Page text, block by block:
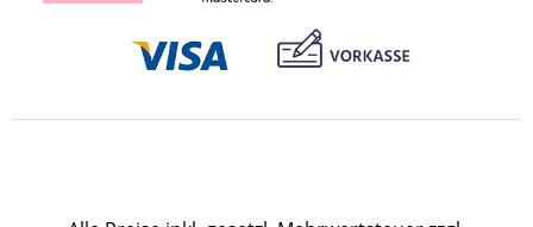
Sieber und Hans-Peter Voss. 272 S. mit
126, z. T. farbigen Abb., fester Einband.
Presseinformation als pdf-Datei zum